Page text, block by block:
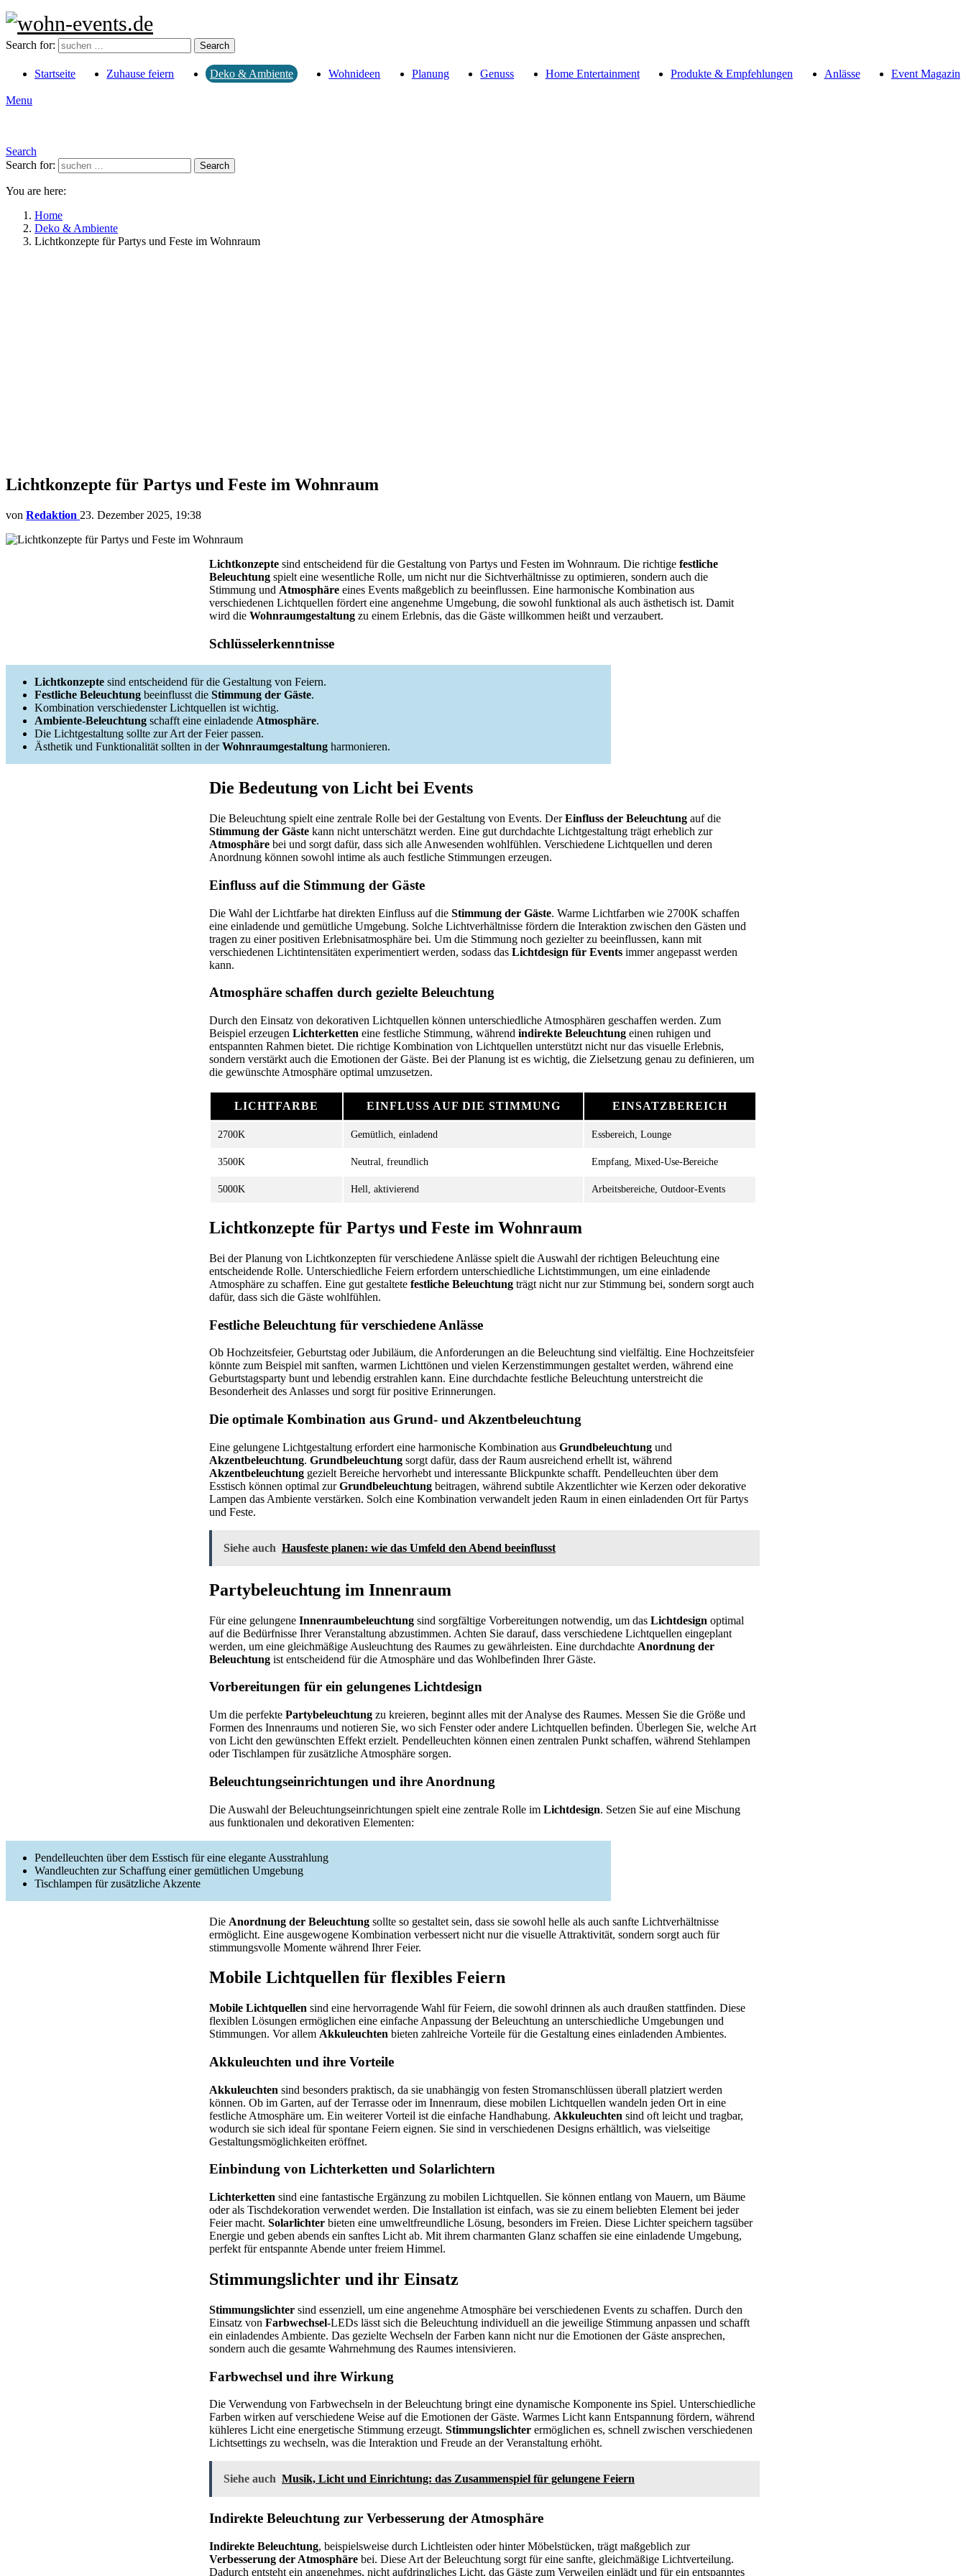
Search for: Search
Startseite Zuhause feiern Deko & Ambiente Wohnideen Planung Genuss Home Entertainment Produkte & Empfehlungen Anlässe Event Magazin
Menu
Search
Search for:
Search
You are here:
Home
Deko & Ambiente
Lichtkonzepte für Partys und Feste im Wohnraum
Lichtkonzepte für Partys und Feste im Wohnraum
von Redaktion 23. Dezember 2025, 19:38
Lichtkonzepte sind entscheidend für die Gestaltung von Partys und Festen im Wohnraum. Die richtige festliche
Beleuchtung spielt eine wesentliche Rolle, um nicht nur die Sichtverhältnisse zu optimieren, sondern auch die
Stimmung und Atmosphäre eines Events maßgeblich zu beeinflussen. Eine harmonische Kombination aus
verschiedenen Lichtquellen fördert eine angenehme Umgebung, die sowohl funktional als auch ästhetisch ist. Damit
wird die Wohnraumgestaltung zu einem Erlebnis, das die Gäste willkommen heißt und verzaubert.
Schlüsselerkenntnisse
Lichtkonzepte sind entscheidend für die Gestaltung von Feiern.
Festliche Beleuchtung beeinflusst die Stimmung der Gäste.
Kombination verschiedenster Lichtquellen ist wichtig.
Ambiente-Beleuchtung schafft eine einladende Atmosphäre.
Die Lichtgestaltung sollte zur Art der Feier passen.
Ästhetik und Funktionalität sollten in derWohnraumgestaltung harmonieren.
Die Bedeutung von Licht bei Events
Die Beleuchtung spielt eine zentrale Rolle bei der Gestaltung von Events. DerEinfluss der Beleuchtung auf die
Stimmung der Gäste kann nicht unterschätzt werden. Eine gut durchdachte Lichtgestaltung trägt erheblich zur
Atmosphäre bei und sorgt dafür, dass sich alle Anwesenden wohlfühlen. Verschiedene Lichtquellen und deren
Anordnung können sowohl intime als auch festliche Stimmungen erzeugen.
Einfluss auf die Stimmung der Gäste
Die Wahl der Lichtfarbe hat direkten Einfluss auf die Stimmung der Gäste. Warme Lichtfarben wie 2700K schaffen
eine einladende und gemütliche Umgebung. Solche Lichtverhältnisse fördern die Interaktion zwischen den Gästen und
tragen zu einer positiven Erlebnisatmosphäre bei. Um die Stimmung noch gezielter zu beeinflussen, kann mit
verschiedenen Lichtintensitäten experimentiert werden, sodass das Lichtdesign für Events immer angepasst werden
kann.
Atmosphäre schaffen durch gezielte Beleuchtung
Durch den Einsatz von dekorativen Lichtquellen können unterschiedliche Atmosphären geschaffen werden. Zum
Beispiel erzeugen Lichterketten eine festliche Stimmung, während indirekte Beleuchtung einen ruhigen und
entspannten Rahmen bietet. Die richtige Kombination von Lichtquellen unterstützt nicht nur das visuelle Erlebnis,
sondern verstärkt auch die Emotionen der Gäste. Bei der Planung ist es wichtig, die Zielsetzung genau zu definieren, um
die gewünschte Atmosphäre optimal umzusetzen.
LICHTFARBE EINFLUSS AUF DIE STIMMUNG EINSATZBEREICH
2700K Gemütlich, einladend Essbereich, Lounge
3500K Neutral, freundlich Empfang, Mixed-Use-Bereiche
5000K Hell, aktivierend Arbeitsbereiche, Outdoor-Events
Lichtkonzepte für Partys und Feste im Wohnraum
Bei der Planung von Lichtkonzepten für verschiedene Anlässe spielt die Auswahl der richtigen Beleuchtung eine
entscheidende Rolle. Unterschiedliche Feiern erfordern unterschiedliche Lichtstimmungen, um eine einladende
Atmosphäre zu schaffen. Eine gut gestaltete festliche Beleuchtung trägt nicht nur zur Stimmung bei, sondern sorgt auch
dafür, dass sich die Gäste wohlfühlen.
Festliche Beleuchtung für verschiedene Anlässe
Ob Hochzeitsfeier, Geburtstag oder Jubiläum, die Anforderungen an die Beleuchtung sind vielfältig. Eine Hochzeitsfeier
könnte zum Beispiel mit sanften, warmen Lichttönen und vielen Kerzenstimmungen gestaltet werden, während eine
Geburtstagsparty bunt und lebendig erstrahlen kann. Eine durchdachte festliche Beleuchtung unterstreicht die
Besonderheit des Anlasses und sorgt für positive Erinnerungen.
Die optimale Kombination aus Grund- und Akzentbeleuchtung
Eine gelungene Lichtgestaltung erfordert eine harmonische Kombination aus Grundbeleuchtung und
Akzentbeleuchtung. Grundbeleuchtung sorgt dafür, dass der Raum ausreichend erhellt ist, während
Akzentbeleuchtung gezielt Bereiche hervorhebt und interessante Blickpunkte schafft. Pendelleuchten über dem
Esstisch können optimal zurGrundbeleuchtung beitragen, während subtile Akzentlichter wie Kerzen oder dekorative
Lampen das Ambiente verstärken. Solch eine Kombination verwandelt jeden Raum in einen einladenden Ort für Partys
und Feste.
Siehe auch Hausfeste planen: wie das Umfeld den Abend beeinflusst
Partybeleuchtung im Innenraum
Für eine gelungene Innenraumbeleuchtung sind sorgfältige Vorbereitungen notwendig, um das Lichtdesign optimal
auf die Bedürfnisse Ihrer Veranstaltung abzustimmen. Achten Sie darauf, dass verschiedene Lichtquellen eingeplant
werden, um eine gleichmäßige Ausleuchtung des Raumes zu gewährleisten. Eine durchdachte Anordnung der
Beleuchtung ist entscheidend für die Atmosphäre und das Wohlbefinden Ihrer Gäste.
Vorbereitungen für ein gelungenes Lichtdesign
Um die perfekte Partybeleuchtung zu kreieren, beginnt alles mit der Analyse des Raumes. Messen Sie die Größe und
Formen des Innenraums und notieren Sie, wo sich Fenster oder andere Lichtquellen befinden. Überlegen Sie, welche Art
von Licht den gewünschten Effekt erzielt. Pendelleuchten können einen zentralen Punkt schaffen, während Stehlampen
oder Tischlampen für zusätzliche Atmosphäre sorgen.
Beleuchtungseinrichtungen und ihre Anordnung
Die Auswahl der Beleuchtungseinrichtungen spielt eine zentrale Rolle im Lichtdesign. Setzen Sie auf eine Mischung
aus funktionalen und dekorativen Elementen:
Pendelleuchten über dem Esstisch für eine elegante Ausstrahlung
Wandleuchten zur Schaffung einer gemütlichen Umgebung
Tischlampen für zusätzliche Akzente
Die Anordnung der Beleuchtung sollte so gestaltet sein, dass sie sowohl helle als auch sanfte Lichtverhältnisse
ermöglicht. Eine ausgewogene Kombination verbessert nicht nur die visuelle Attraktivität, sondern sorgt auch für
stimmungsvolle Momente während Ihrer Feier.
Mobile Lichtquellen für flexibles Feiern
Mobile Lichtquellen sind eine hervorragende Wahl für Feiern, die sowohl drinnen als auch draußen stattfinden. Diese
flexiblen Lösungen ermöglichen eine einfache Anpassung der Beleuchtung an unterschiedliche Umgebungen und
Stimmungen. Vor allem Akkuleuchten bieten zahlreiche Vorteile für die Gestaltung eines einladenden Ambientes.
Akkuleuchten und ihre Vorteile
Akkuleuchten sind besonders praktisch, da sie unabhängig von festen Stromanschlüssen überall platziert werden
können. Ob im Garten, auf der Terrasse oder im Innenraum, diese mobilen Lichtquellen wandeln jeden Ort in eine
festliche Atmosphäre um. Ein weiterer Vorteil ist die einfache Handhabung. Akkuleuchten sind oft leicht und tragbar,
wodurch sie sich ideal für spontane Feiern eignen. Sie sind in verschiedenen Designs erhältlich, was vielseitige
Gestaltungsmöglichkeiten eröffnet.
Einbindung von Lichterketten und Solarlichtern
Lichterketten sind eine fantastische Ergänzung zu mobilen Lichtquellen. Sie können entlang von Mauern, um Bäume
oder als Tischdekoration verwendet werden. Die Installation ist einfach, was sie zu einem beliebten Element bei jeder
Feier macht. Solarlichter bieten eine umweltfreundliche Lösung, besonders im Freien. Diese Lichter speichern tagsüber
Energie und geben abends ein sanftes Licht ab. Mit ihrem charmanten Glanz schaffen sie eine einladende Umgebung,
perfekt für entspannte Abende unter freiem Himmel.
Stimmungslichter und ihr Einsatz
Stimmungslichter sind essenziell, um eine angenehme Atmosphäre bei verschiedenen Events zu schaffen. Durch den
Einsatz von Farbwechsel-LEDs lässt sich die Beleuchtung individuell an die jeweilige Stimmung anpassen und schafft
ein einladendes Ambiente. Das gezielte Wechseln der Farben kann nicht nur die Emotionen der Gäste ansprechen,
sondern auch die gesamte Wahrnehmung des Raumes intensivieren.
Farbwechsel und ihre Wirkung
Die Verwendung von Farbwechseln in der Beleuchtung bringt eine dynamische Komponente ins Spiel. Unterschiedliche
Farben wirken auf verschiedene Weise auf die Emotionen der Gäste. Warmes Licht kann Entspannung fördern, während
kühleres Licht eine energetische Stimmung erzeugt. Stimmungslichter ermöglichen es, schnell zwischen verschiedenen
Lichtsettings zu wechseln, was die Interaktion und Freude an der Veranstaltung erhöht.
Siehe auch Musik, Licht und Einrichtung: das Zusammenspiel für gelungene Feiern
Indirekte Beleuchtung zur Verbesserung der Atmosphäre
Indirekte Beleuchtung, beispielsweise durch Lichtleisten oder hinter Möbelstücken, trägt maßgeblich zur
Verbesserung der Atmosphäre bei. Diese Art der Beleuchtung sorgt für eine sanfte, gleichmäßige Lichtverteilung.
Dadurch entsteht ein angenehmes, nicht aufdringliches Licht, das Gäste zum Verweilen einlädt und für ein entspanntes